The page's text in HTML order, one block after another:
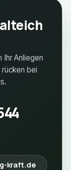
Anliegen
bei
kraft.de